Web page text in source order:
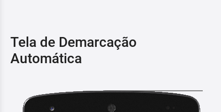
Tela de Demarcação
Automática